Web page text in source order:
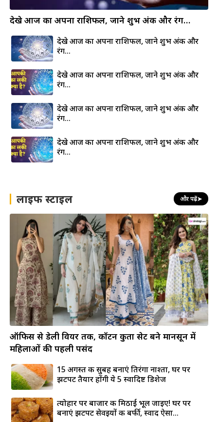
देखे आज का अपना राशिफल, जाने शुभ अंक और रंग…
देखे आज का अपना राशिफल, जाने शुभ अंक और
रंग…
देखे आज का अपना राशिफल, जाने शुभ अंक और
रंग…
देखे आज का अपना राशिफल, जाने शुभ अंक और
रंग…
देखे आज का अपना राशिफल, जाने शुभ अंक और
रंग…
लाइफ स्टाइल और पढ़ें➤
ऑफिस से डेली वियर तक, कॉटन कुर्ता सेट बने मानसून में
महिलाओं की पहली पसंद
15 अगस्त की सुबह बनाएं तिरंगा नाश्ता, घर पर
झटपट तैयार होंगी ये 5 स्वादिष्ट डिशेज
त्योहार पर बाजार की मिठाई भूल जाइए! घर पर
बनाएं झटपट सेवइयों की बर्फी, स्वाद ऐसा...